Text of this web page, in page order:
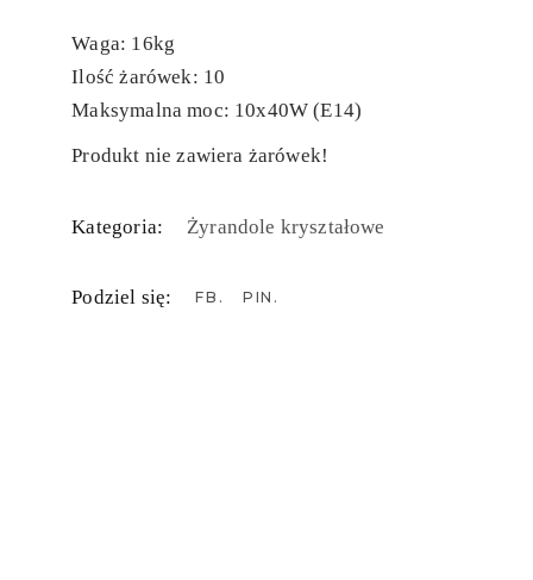
Waga: 16kg
Ilość żarówek: 10
Maksymalna moc: 10x40W (E14)
Produkt nie zawiera żarówek!
Kategoria: Żyrandole kryształowe
Podziel się: FB PIN